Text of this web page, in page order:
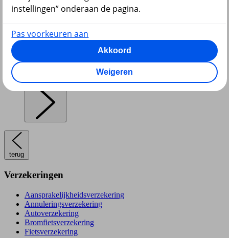
Pensioen en lijfrente
Hypotheek
terug
Verzekeringen
Aansprakelijkheidsverzekering
Annuleringsverzekering
Autoverzekering
Bromfietsverzekering
Fietsverzekering
instellingen” onderaan de pagina.
Pas voorkeuren aan
Akkoord
Weigeren